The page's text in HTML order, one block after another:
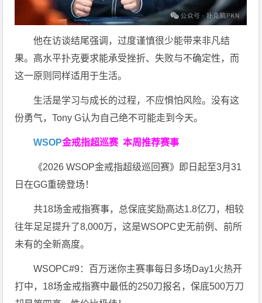
他在访谈结尾强调，过度谨慎很少能带来非凡结
果。高水平扑克要求能承受挫折、失败与不确定性，而
这一原则同样适用于生活。
生活是学习与成长的过程，不应惧怕风险。没有这
份勇气，Tony G认为自己绝不可能走到今天。
WSOP金戒指超巡赛本周推荐赛事
《2026 WSOP金戒指超级巡回赛》即日起至3月31
日在GG重磅登场！
共18场金戒指赛事，总保底奖励高达1.8亿刀，相较
往年足足提升了8,000万，这是WSOPC史无前例、前所
未有的全新高度。
WSOPC#9：百万迷你主赛事每日多场Day1火热开
打中，18场金戒指赛中最低的250刀报名，保底500万刀